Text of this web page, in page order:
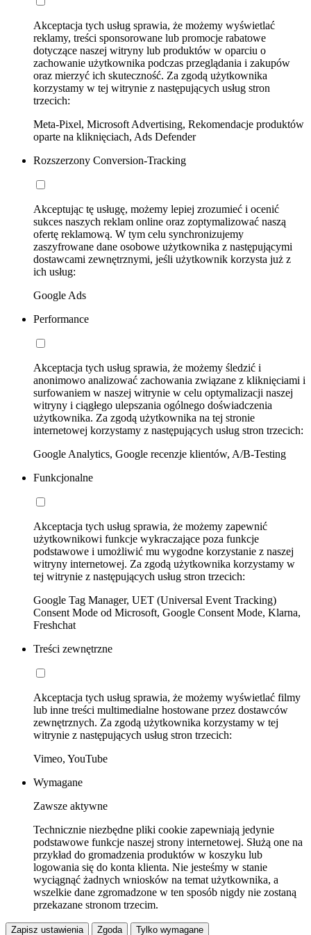
Akceptacja tych usług sprawia, że możemy wyświetlać
reklamy, treści sponsorowane lub promocje rabatowe
dotyczące naszej witryny lub produktów w oparciu o
zachowanie użytkownika podczas przeglądania i zakupów
oraz mierzyć ich skuteczność. Za zgodą użytkownika
korzystamy w tej witrynie z następujących usług stron
trzecich:
Meta-Pixel, Microsoft Advertising, Rekomendacje produktów
oparte na kliknięciach, Ads Defender
Rozszerzony Conversion-Tracking
Akceptując tę usługę, możemy lepiej zrozumieć i ocenić
sukces naszych reklam online oraz zoptymalizować naszą
ofertę reklamową. W tym celu synchronizujemy
zaszyfrowane dane osobowe użytkownika z następującymi
dostawcami zewnętrznymi, jeśli użytkownik korzysta już z
ich usług:
Google Ads
Performance
Akceptacja tych usług sprawia, że możemy śledzić i
anonimowo analizować zachowania związane z kliknięciami i
surfowaniem w naszej witrynie w celu optymalizacji naszej
witryny i ciągłego ulepszania ogólnego doświadczenia
użytkownika. Za zgodą użytkownika na tej stronie
internetowej korzystamy z następujących usług stron trzecich:
Google Analytics, Google recenzje klientów, A/B-Testing
Funkcjonalne
Akceptacja tych usług sprawia, że możemy zapewnić
użytkownikowi funkcje wykraczające poza funkcje
podstawowe i umożliwić mu wygodne korzystanie z naszej
witryny internetowej. Za zgodą użytkownika korzystamy w
tej witrynie z następujących usług stron trzecich:
Google Tag Manager, UET (Universal Event Tracking)
Consent Mode od Microsoft, Google Consent Mode, Klarna,
Freshchat
Treści zewnętrzne
Akceptacja tych usług sprawia, że możemy wyświetlać filmy
lub inne treści multimedialne hostowane przez dostawców
zewnętrznych. Za zgodą użytkownika korzystamy w tej
witrynie z następujących usług stron trzecich:
Vimeo, YouTube
Wymagane
Zawsze aktywne
Technicznie niezbędne pliki cookie zapewniają jedynie
podstawowe funkcje naszej strony internetowej. Służą one na
przykład do gromadzenia produktów w koszyku lub
logowania się do konta klienta. Nie jesteśmy w stanie
wyciągnąć żadnych wniosków na temat użytkownika, a
wszelkie dane zgromadzone w ten sposób nigdy nie zostaną
przekazane stronom trzecim.
Zapisz ustawienia Zgoda Tylko wymagane